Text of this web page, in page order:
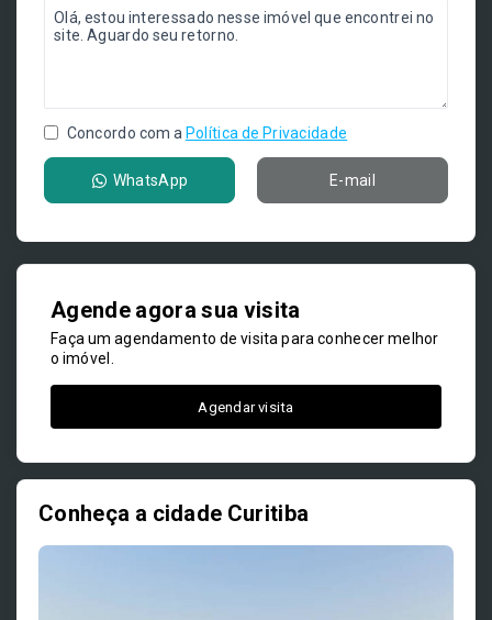
Concordo com a Política de Privacidade
WhatsApp E-mail
Agende agora sua visita
Faça um agendamento de visita para conhecer melhor
o imóvel.
Agendar visita
Conheça a cidade Curitiba